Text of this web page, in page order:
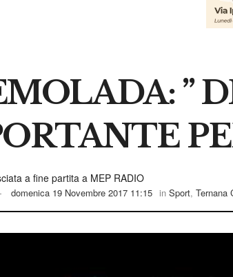
”
a fine partita a MEP RADIO
domenica 19 Novembre 2017 11:15 in Sport, Ternana